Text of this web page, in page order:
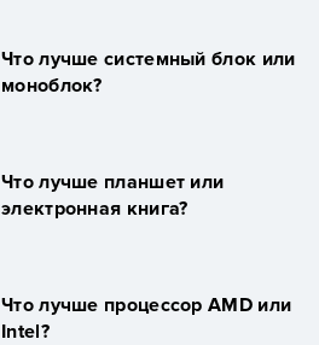
Что лучше системный блок или
моноблок?
Что лучше планшет или
электронная книга?
Что лучше процессор AMD или
Intel?